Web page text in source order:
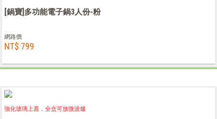
[鍋寶]多功能電子鍋3人份-粉
網路價
NT$ 799
強化玻璃上蓋，全盒可放微波爐